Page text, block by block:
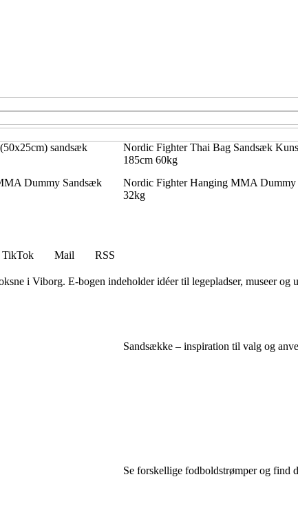
sandsæk
Nordic Fighter Thai Bag Sandsæk
185cm 60kg
Dummy Sandsæk
Nordic Fighter Hanging MMA Dummy
32kg
TikTok Mail
RSS
i Viborg. E-bogen indeholder idéer til legepladser, museer og
Sandsække – inspiration til valg og
Se forskellige fodboldstrømper og find